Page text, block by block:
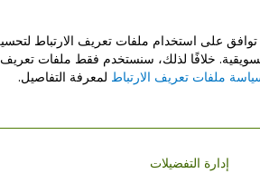
/ اتصل بنا
2026
تفاصيل الشركة
على استخدام ملفات تعريف الارتباط
خلافًا لذلك، سنستخدم فقط ملفات تعريف
ملفات تعريف الارتباط لمعرفة التفاصيل.
إدارة التفضيلات